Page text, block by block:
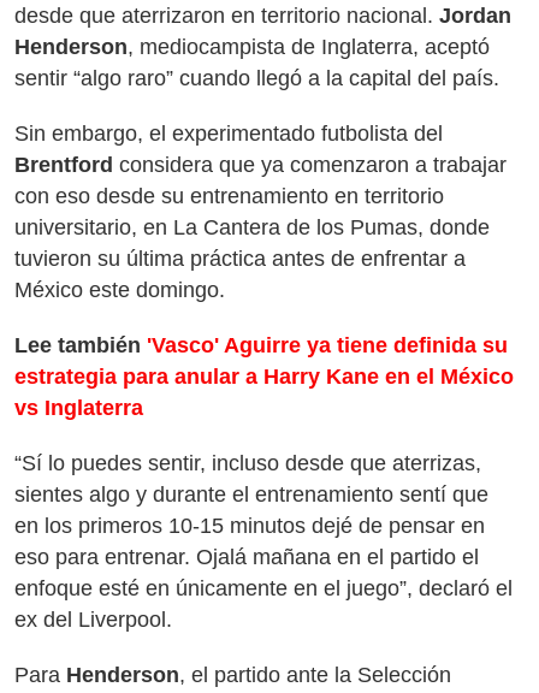
desde que aterrizaron en territorio nacional. Jordan
Henderson, mediocampista de Inglaterra, aceptó
sentir “algo raro” cuando llegó a la capital del país.
Sin embargo, el experimentado futbolista del
Brentford considera que ya comenzaron a trabajar
con eso desde su entrenamiento en territorio
universitario, en La Cantera de los Pumas, donde
tuvieron su última práctica antes de enfrentar a
México este domingo.
Lee también 'Vasco' Aguirre ya tiene definida su
estrategia para anular a Harry Kane en el México
vs Inglaterra
“Sí lo puedes sentir, incluso desde que aterrizas,
sientes algo y durante el entrenamiento sentí que
en los primeros 10-15 minutos dejé de pensar en
eso para entrenar. Ojalá mañana en el partido el
enfoque esté en únicamente en el juego”, declaró el
ex del Liverpool.
Para Henderson, el partido ante la Selección